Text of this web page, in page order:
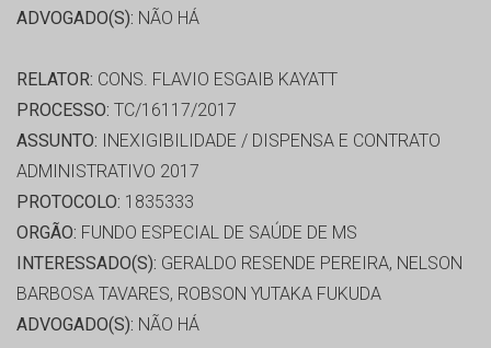
ADVOGADO(S): NÃO HÁ
RELATOR: CONS. FLAVIO ESGAIB KAYATT
PROCESSO: TC/16117/2017
ASSUNTO: INEXIGIBILIDADE / DISPENSA E CONTRATO
ADMINISTRATIVO 2017
PROTOCOLO: 1835333
ORGÃO: FUNDO ESPECIAL DE SAÚDE DE MS
INTERESSADO(S): GERALDO RESENDE PEREIRA, NELSON
BARBOSA TAVARES, ROBSON YUTAKA FUKUDA
ADVOGADO(S): NÃO HÁ